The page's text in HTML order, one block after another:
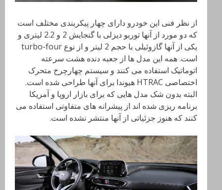
از نظر فنی این خودرو دارای چهار پیکربندی مختلف است
که دو مورد از آنها توربو دیزلی با گنجایش 2 و 2.2 لیتری و
یکی از آنها گازوئیلی با حجم 2 لیتر و از نوع turbo-four
است. همه این مدل ها از جعبه دنده هشت سرعته
اتوماتیک استفاده می کنند و سیستم چهارچرخ متحرک
اختصاصی HTRAC هیوندا برای آنها طراحی شده است.
البته بدون شک مدل هایی که برای بازار اروپا و آمریکا
برنامه ریزی شده اند از پیشرانه های متفاوتی استفاده می
کنند که هنوز جزئیاتی از آنها منتشر نشده است.